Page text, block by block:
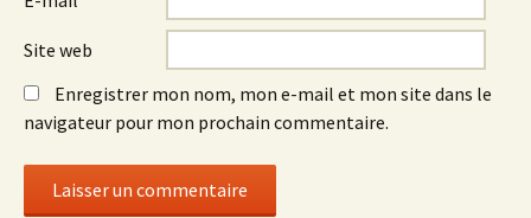
Site web
Enregistrer mon nom, mon e-mail et mon site dans le
navigateur pour mon prochain commentaire.